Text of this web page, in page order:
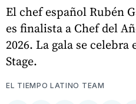
El chef español Rubén
es finalista a Chef del
2026. La gala se
Stage.
EL TIEMPO LATINO TEAM